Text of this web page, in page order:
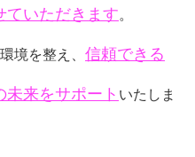
ていただきます。
境を整え、 信頼できる
来をサポート いたしま